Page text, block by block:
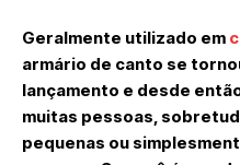
Geralmente utilizado em
armário de canto se
lançamento e desde
muitas pessoas,
pequenas ou